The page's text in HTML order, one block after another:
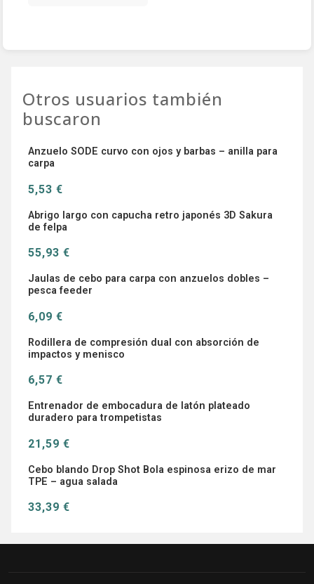
Otros usuarios también
buscaron
Anzuelo SODE curvo con ojos y barbas – anilla para
carpa
5,53 €
Abrigo largo con capucha retro japonés 3D Sakura
de felpa
55,93 €
Jaulas de cebo para carpa con anzuelos dobles –
pesca feeder
6,09 €
Rodillera de compresión dual con absorción de
impactos y menisco
6,57 €
Entrenador de embocadura de latón plateado
duradero para trompetistas
21,59 €
Cebo blando Drop Shot Bola espinosa erizo de mar
TPE – agua salada
33,39 €